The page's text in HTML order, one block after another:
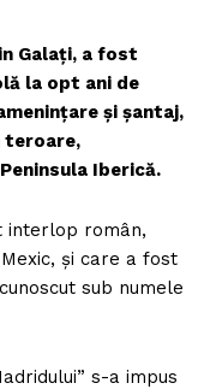
Galați, a fost
la opt ani de
și șantaj,
teroare,
Iberică.
interlop român,
și care a fost
sub numele
s-a impus